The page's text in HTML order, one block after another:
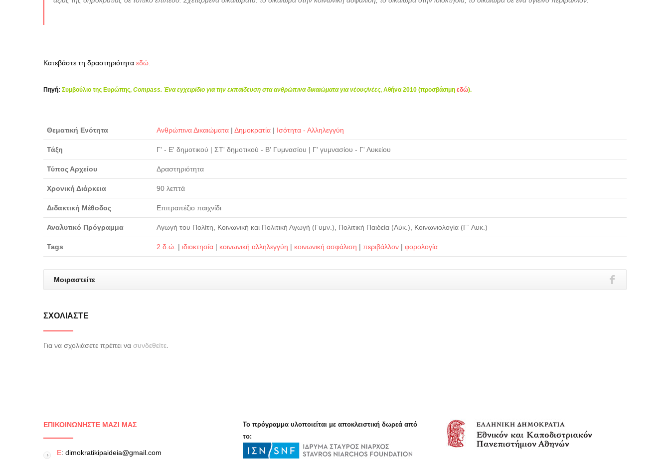
Κατεβάστε τη δραστηριότητα εδώ
Πηγή: Συμβούλιο της Ευρώπης, Compass. Ένα εγχειρίδιο για την εκπαίδευση στα ανθρώπινα δικαιώματα για νέους/νέες, Αθήνα 2010 (προσβάσιμη εδώ).
Θεματική Ενότητα Ανθρώπινα Δικαιώματα | Δημοκρατία | Ισότητα - Αλληλεγγύη
Τάξη Γ' - Ε' δημοτικού | ΣΤ' δημοτικού - Β' Γυμνασίου | Γ' γυμνασίου - Γ' Λυκείου
Τύπος Αρχείου Δραστηριότητα
Χρονική Διάρκεια 90 λεπτά
Διδακτική Μέθοδος Επιτραπέζιο παιχνίδι
Αναλυτικό Πρόγραμμα Αγωγή του Πολίτη, Κοινωνική και Πολιτική Αγωγή (Γυμν.), Πολιτική Παιδεία (Λύκ.), Κοινωνιολογία (Γ΄ Λυκ.)
Tags 2 δ.ώ. | ιδιοκτησία | κοινωνική αλληλεγγύη | κοινωνική ασφάλιση | περιβάλλον | φορολογία
Μοιραστείτε
ΣΧΟΛΙΆΣΤΕ
Για να σχολιάσετε πρέπει να συνδεθείτε
ΕΠΙΚΟΙΝΩΝΉΣΤΕ ΜΑΖΊ ΜΑΣ
E: dimokratikipaideia@gmail.com
Το πρόγραμμα υλοποιείται με αποκλειστική δωρεά από
το: